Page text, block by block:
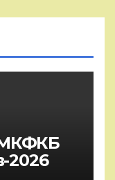
МКФКБ
2026